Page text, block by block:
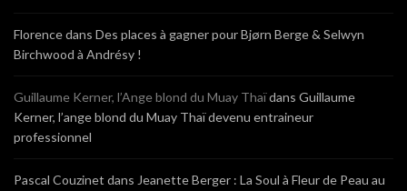
Florencedans Des places à gagner pour Bjørn Berge & Selwyn
Birchwood à Andrésy !
Guillaume Kerner, l’Ange blond du Muay Thaïdans Guillaume
Kerner, l’ange blond du Muay Thaï devenu entraineur
professionnel
Pascal Couzinet dans Jeanette Berger : La Soul à Fleur de Peau au